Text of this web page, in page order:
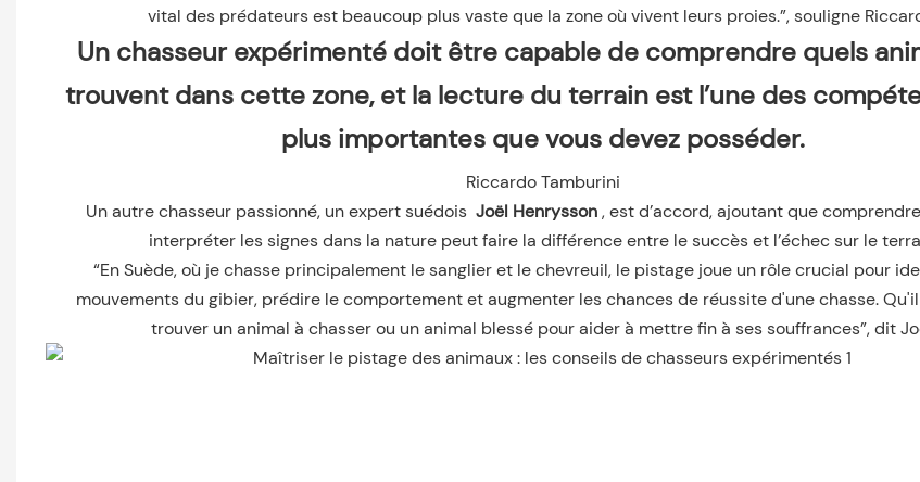
vital des prédateurs est beaucoup plus vaste que la zone où vivent leurs proies.”, souligne
Un chasseur expérimenté doit être capable de comprendre quels
trouvent dans cette zone, et la lecture du terrain est l’une des
plus importantes que vous devez posséder.
Riccardo Tamburini
Un autre chasseur passionné, un expert suédois Joël Henrysson, est d’accord, ajoutant que
interpréter les signes dans la nature peut faire la différence entre le succès et l’échec sur le
“En Suède, où je chasse principalement le sanglier et le chevreuil, le pistage joue un rôle crucial pour
mouvements du gibier, prédire le comportement et augmenter les chances de réussite d'une chasse.
trouver un animal à chasser ou un animal blessé pour aider à mettre fin à ses souffrances”, dit